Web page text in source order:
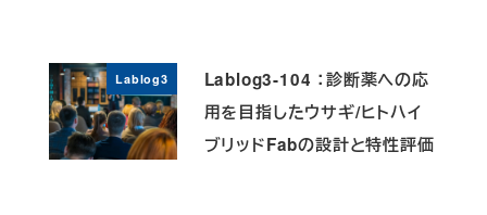
Lablog3
Lablog3-104 ：診断薬への応
用を目指したウサギ/ヒトハイ
ブリッドFabの設計と特性評価